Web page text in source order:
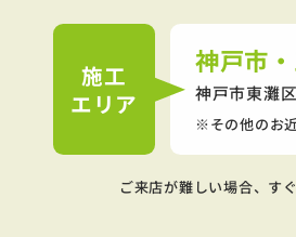
施工
エリア
神戸市
神戸市東灘
その他のお
ご来店が難しい場合、す